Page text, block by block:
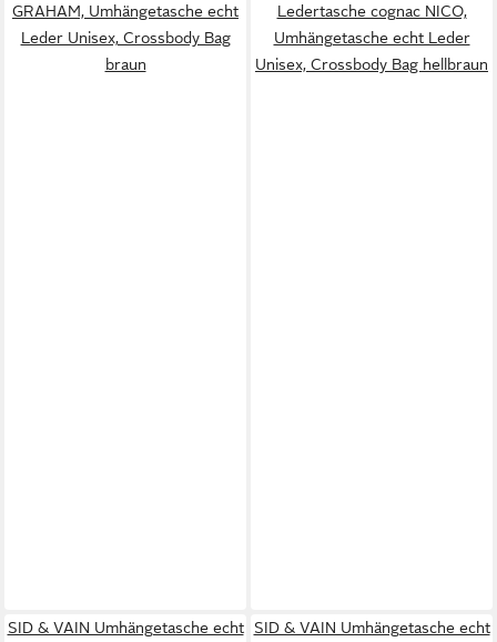
GRAHAM, Umhängetasche echt
Leder Unisex, Crossbody Bag
braun
Ledertasche cognac NICO,
Umhängetasche echt Leder
Unisex, Crossbody Bag hellbraun
SID & VAIN Umhängetasche echt
SID & VAIN Umhängetasche echt